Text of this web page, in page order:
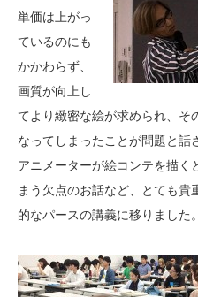
単価は上がっ
ているのにも
かかわらず、
画質が向上し
てより緻密な絵が求められ、そ
なってしまったことが問題と話
アニメーターが絵コンテを描く
まう欠点のお話など、とても
的なパースの講義に移りました。